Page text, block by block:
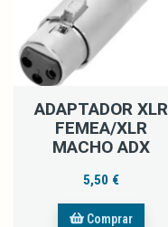
ADAPTADOR XLR
FEMEA/XLR
MACHO ADX
5,50 €
Comprar